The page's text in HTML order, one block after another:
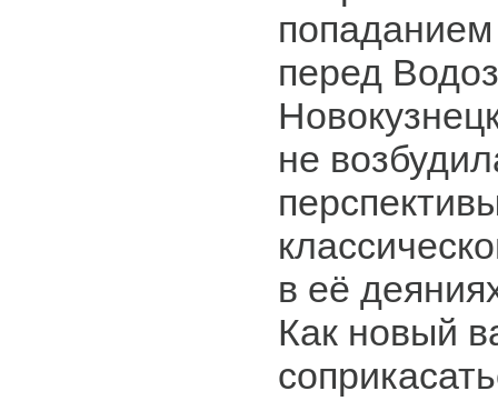
попаданием
перед
не
в её
Как новый